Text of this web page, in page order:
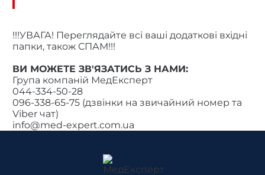
!!!УВАГА! Переглядайте всі ваші додаткові вхідні
папки, також СПАМ!!!
ВИ МОЖЕТЕ ЗВ'ЯЗАТИСЬ З НАМИ:
Група компаній МедЕксперт
044-334-50-28
096-338-65-75 (дзвінки на звичайний номер та
Viber чат)
info@med-expert.com.ua